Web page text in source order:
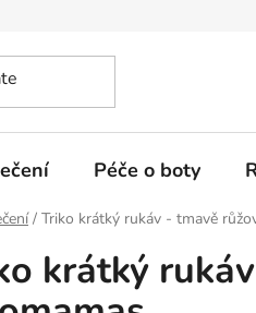
prodejny
Péče o boty
/ Triko krátký rukáv - tmavě
krátký